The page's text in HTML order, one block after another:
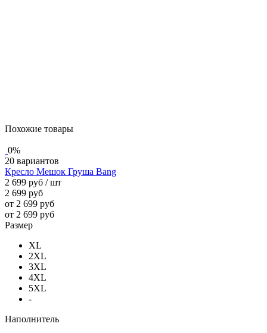
Похожие товары
0%
20 вариантов
Кресло Мешок Груша Bang
2 699 руб / шт
2 699 руб
от 2 699 руб
от 2 699 руб
Размер
XL
2XL
3XL
4XL
5XL
-
Наполнитель